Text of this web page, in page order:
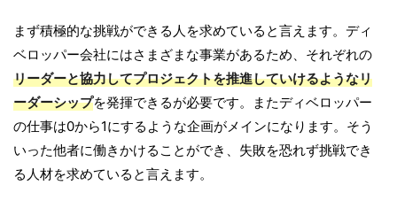
まず積極的な挑戦ができる人を求めていると言えます。ディ
ベロッパー会社にはさまざまな事業があるため、それぞれの
リーダーと協力してプロジェクトを推進していけるようなリ
ーダーシップを発揮できるが必要です。またディベロッパー
の仕事は0から1にするような企画がメインになります。そう
いった他者に働きかけることができ、失敗を恐れず挑戦でき
る人材を求めていると言えます。